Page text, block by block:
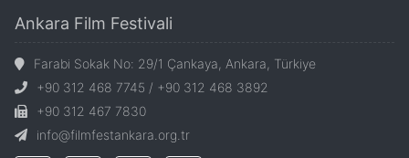
Ankara Film Festivali
Farabi Sokak No: 29/1 Çankaya, Ankara, Türkiye
+90 312 468 7745 / +90 312 468 3892
+90 312 467 7830
info@filmfestankara.org.tr